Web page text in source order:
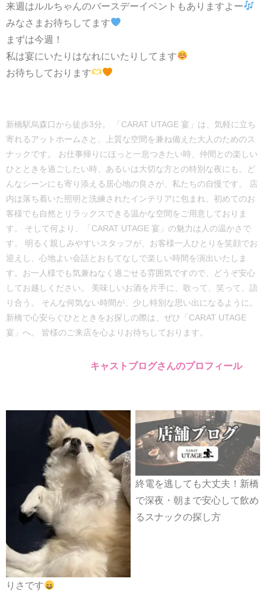
来週はルルちゃんのバースデーイベントもありますよー
みなさまお待ちしてます
まずは今週！
私は宴にいたりはなれにいたりしてます
お待ちしております
新橋駅烏森口から徒歩3分。 「CARAT UTAGE 宴」は、気軽に立ち
寄れるアットホームさと、上質な空間を兼ね備えた大人のためのス
ナックです。 お仕事帰りにほっと一息つきたい時、仲間との楽しい
ひとときを過ごしたい時、あるいは大切な方との特別な夜にも。ど
んなシーンにも寄り添える居心地の良さが、私たちの自慢です。 店
内は落ち着いた照明と洗練されたインテリアに包まれ、初めてのお
客様でも自然とリラックスできる温かな空間をご用意しておりま
す。 そして何より、「CARAT UTAGE 宴」の魅力は人の温かさで
す。 明るく親しみやすいスタッフが、お客様一人ひとりを笑顔でお
迎えし、心地よい会話とおもてなしで楽しい時間を演出いたしま
す。お一人様でも気兼ねなく過ごせる雰囲気ですので、どうぞ安心
してお越しください。 美味しいお酒を片手に、歌って、笑って、語
り合う。 そんな何気ない時間が、少し特別な思い出になるように。
新橋で心安らぐひとときをお探しの際は、ぜひ「CARAT UTAGE
宴」へ。 皆様のご来店を心よりお待ちしております。
キャストブログさんのプロフィール
りさです
終電を逃しても大丈夫！新橋
で深夜・朝まで安心して飲め
るスナックの探し方